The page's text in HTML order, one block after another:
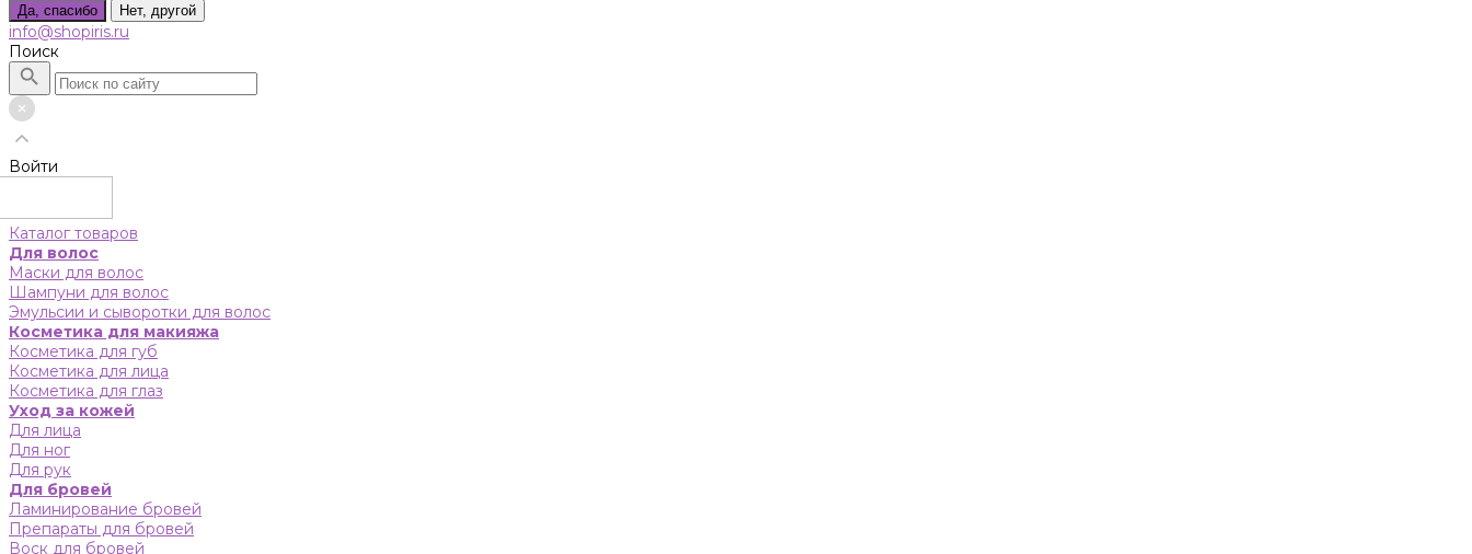
Да, спасибо Нет, другой
info@shopiris.ru
Поиск
Войти
Каталог товаров
Для волос
Маски для волос
Шампуни для волос
Эмульсии и сыворотки для волос
Косметика для макияжа
Косметика для губ
Косметика для лица
Косметика для глаз
Уход за кожей
Для лица
Для ног
Для рук
Для бровей
Ламинирование бровей
Препараты для бровей
Воск для бровей